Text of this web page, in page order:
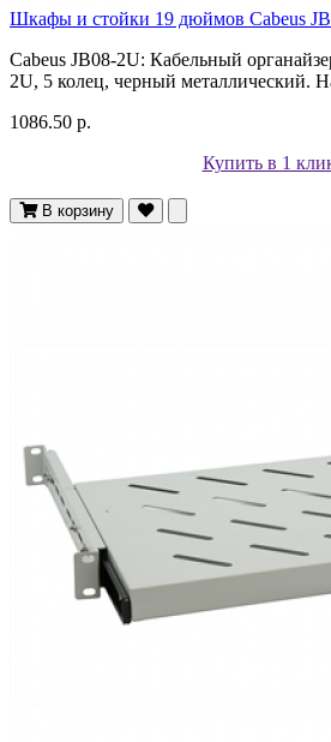
Шкафы и стойки 19 дюймов Cabeus
Cabeus JB08-2U: Кабельный
2U, 5 колец, черный металлический.
1086.50 р.
Купить в 1
В корзину